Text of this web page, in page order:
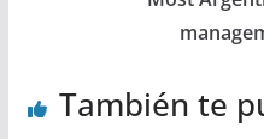
También te